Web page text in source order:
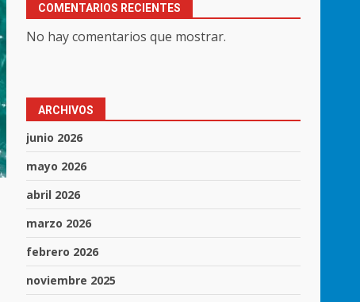
COMENTARIOS RECIENTES
No hay comentarios que mostrar.
ARCHIVOS
junio 2026
mayo 2026
abril 2026
marzo 2026
febrero 2026
noviembre 2025